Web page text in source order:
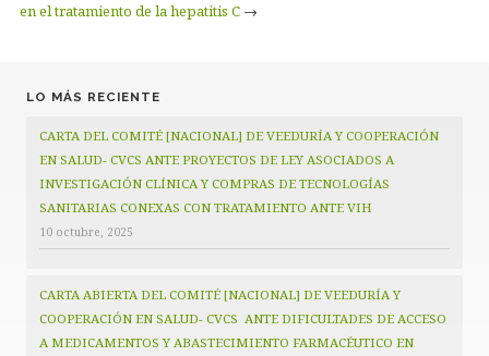
en el tratamiento de la hepatitis C→
LO MÁS RECIENTE
CARTA DEL COMITÉ [NACIONAL] DE VEEDURÍA Y COOPERACIÓN
EN SALUD- CVCS ANTE PROYECTOS DE LEY ASOCIADOS A
INVESTIGACIÓN CLÍNICA Y COMPRAS DE TECNOLOGÍAS
SANITARIAS CONEXAS CON TRATAMIENTO ANTE VIH
10 octubre, 2025
CARTA ABIERTA DEL COMITÉ [NACIONAL] DE VEEDURÍA Y
COOPERACIÓN EN SALUD- CVCS ANTE DIFICULTADES DE ACCESO
A MEDICAMENTOS Y ABASTECIMIENTO FARMACÉUTICO EN